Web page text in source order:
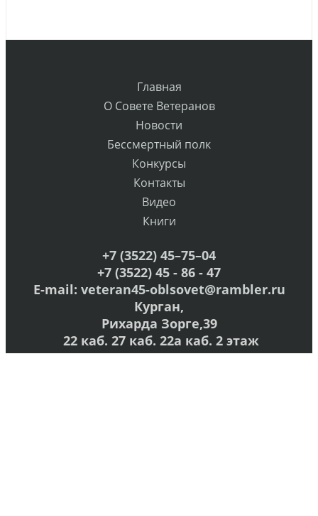
Главная
О Совете Ветеранов
Новости
Бессмертный полк
Конкурсы
Контакты
Видео
Книги
+7 (3522) 45–75–04
+7 (3522) 45 - 86 - 47
E-mail: veteran45-oblsovet@rambler.ru
Курган,
Рихарда Зорге,39
22 каб. 27 каб. 22а каб. 2 этаж